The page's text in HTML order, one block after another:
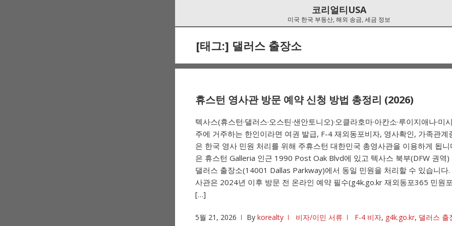
코리얼티USA
미국 한국 부동산, 해외 송금, 세금 정보
[태그:] 댈러스 출장소
휴스턴 영사관 방문 예약 신청 방법 총정리 (2026)
텍사스(휴스턴·댈러스·오스틴·샌안토니오)·오클라호마·아칸소·루이지애나·미
주에 거주하는 한인이라면 여권 발급, F-4 재외동포비자, 영사확인, 가족관계
은 한국 영사 민원 처리를 위해 주휴스턴 대한민국 총영사관을 이용하게 됩니
은 휴스턴 Galleria 인근 1990 Post Oak Blvd에 있고 텍사스 북부(DFW 권역)
댈러스 출장소(14001 Dallas Parkway)에서 동일 민원을 처리할 수 있습니다.
사관은 2024년 이후 방문 전 온라인 예약 필수(g4k.go.kr 재외동포365 민원
[…]
5월 21, 2026 By korealty 비자/이민 서류 F-4 비자, g4k.go.kr, 댈러스 출